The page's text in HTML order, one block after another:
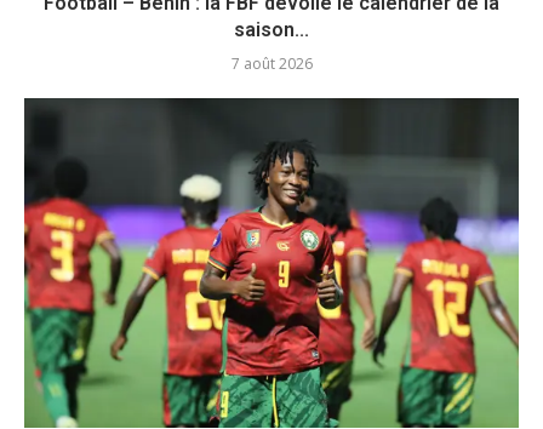
saison...
7 août 2026